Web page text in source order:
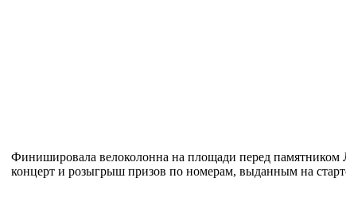
Финишировала велоколонна на площади перед памятником
концерт и розыгрыш призов по номерам, выданным на